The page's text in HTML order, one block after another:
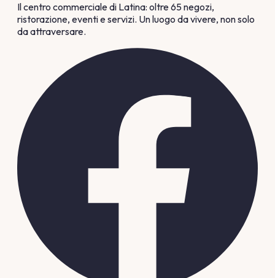
Il centro commerciale di Latina: oltre 65 negozi,
ristorazione, eventi e servizi. Un luogo da vivere, non solo
da attraversare.